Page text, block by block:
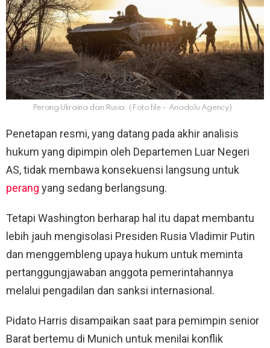
Perang Ukraina dan Rusia. (Foto file – Anadolu Agency)
Penetapan resmi, yang datang pada akhir analisis
hukum yang dipimpin oleh Departemen Luar Negeri
AS, tidak membawa konsekuensi langsung untuk
perang yang sedang berlangsung.
Tetapi Washington berharap hal itu dapat membantu
lebih jauh mengisolasi Presiden Rusia Vladimir Putin
dan menggembleng upaya hukum untuk meminta
pertanggungjawaban anggota pemerintahannya
melalui pengadilan dan sanksi internasional.
Pidato Harris disampaikan saat para pemimpin senior
Barat bertemu di Munich untuk menilai konflik